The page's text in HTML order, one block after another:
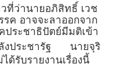
ที่ว่านายอภิสิทธิ์ เวช
ค อาจจะลาออกจาก
ประชาธิปัตย์มีมติเข้า
ประชารัฐ
นายจุริ
ด้รับรายงานเรื่องนี้